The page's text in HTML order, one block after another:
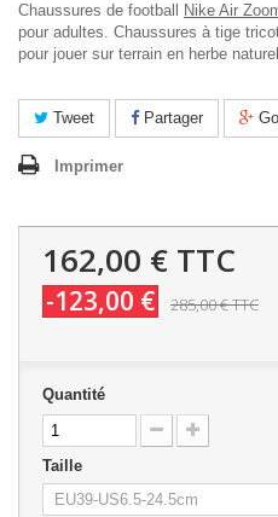
Chaussures de football
Nike Air
pour adultes. Chaussures à tige
pour jouer sur terrain en herbe
Tweet Partager
Imprimer
162,00 € TTC
-123,00 € 285,00 €TTC
Quantité
Taille